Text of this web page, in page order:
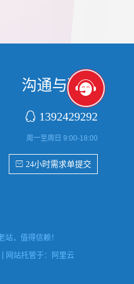
沟通与联系
 1392429292
周一至周日 9:00-18:00
 24小时需求单提交
，值得信赖！
| 网站托管于： 阿里云